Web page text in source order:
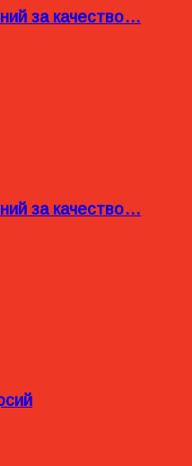
за качество…
за качество…